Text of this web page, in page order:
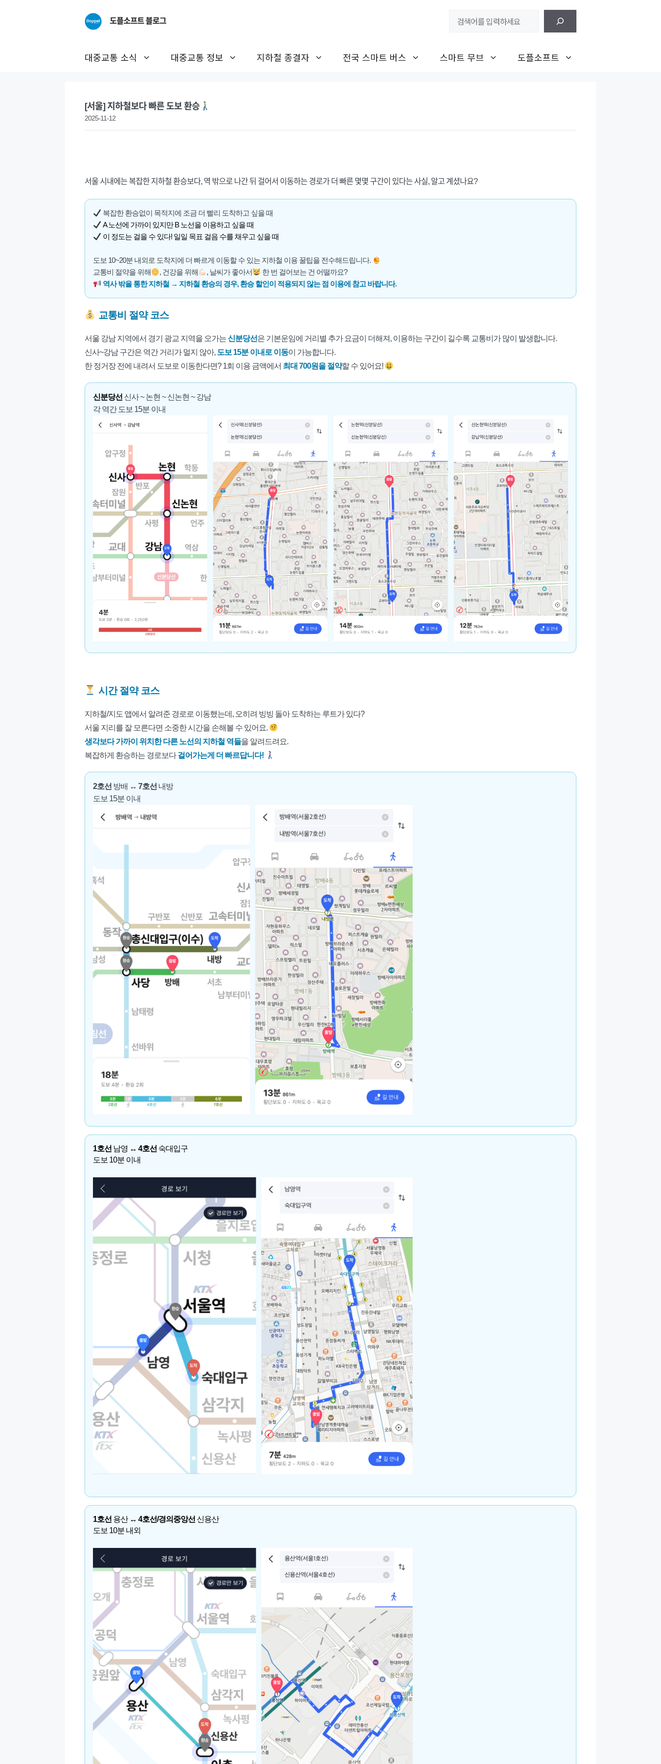
도플소프트 블로그
대중교통 소식 대중교통 정보 지하철 종결자 전국 스마트 버스 스마트 무브 도플소프트
[서울] 지하철보다 빠른 도보 환승
2025-11-12
서울 시내에는 복잡한 지하철 환승보다, 역 밖으로 나간 뒤 걸어서 이동하는 경로가 더 빠른 몇몇 구간이 있다는 사실, 알고 계셨나요?
복잡한 환승없이 목적지에 조금 더 빨리 도착하고 싶을 때
A 노선에 가까이 있지만 B 노선을 이용하고 싶을 때
이 정도는 걸을 수 있다! 일일 목표 걸음 수를 채우고 싶을 때
도보 10~20분 내외로 도착지에 더 빠르게 이동할 수 있는 지하철 이용 꿀팁을 전수해드립니다.
교통비 절약을 위해
, 건강을 위해 , 날씨가 좋아서
한 번 걸어보는 건 어떨까요?
역사 밖을 통한 지하철 → 지하철 환승의 경우, 환승 할인이 적용되지 않는 점 이용에 참고 바랍니다.
교통비 절약 코스
서울 강남 지역에서 경기 광교 지역을 오가는신분당선은 기본운임에 거리별 추가 요금이 더해져, 이용하는 구간이 길수록 교통비가 많이 발생합니다.
신사~강남 구간은 역간 거리가 멀지 않아, 도보 15분 이내로 이동이 가능합니다.
한 정거장 전에 내려서 도보로 이동한다면? 1회 이용 금액에서 최대 700원을 절약할 수 있어요!
신분당선 신사 ~ 논현 ~ 신논현 ~ 강남
각 역간 도보 15분 이내
시간 절약 코스
지하철/지도 앱에서 알려준 경로로 이동했는데, 오히려 빙빙 돌아 도착하는 루트가 있다?
서울 지리를 잘 모른다면 소중한 시간을 손해볼 수 있어요.
생각보다 가까이 위치한 다른 노선의 지하철 역들을 알려드려요.
복잡하게 환승하는 경로보다걸어가는게 더 빠르답니다!
2호선 방배 ↔ 7호선 내방
도보 15분 이내
1호선 남영 ↔ 4호선 숙대입구
도보 10분 이내
1호선 용산 ↔ 4호선/경의중앙선 신용산
도보 10분 내외